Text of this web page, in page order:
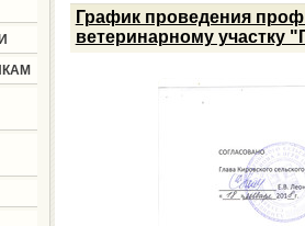
График проведения
ветеринарному участку